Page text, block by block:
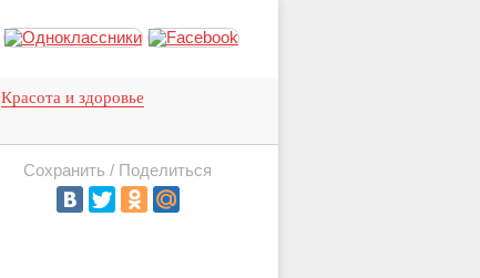
Красота и здоровье
Сохранить / Поделиться